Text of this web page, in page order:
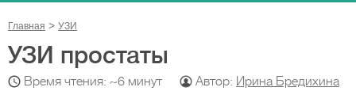
Главная УЗИ
УЗИ простаты
Время чтения: ~6 минут Автор: Ирина Бредихина